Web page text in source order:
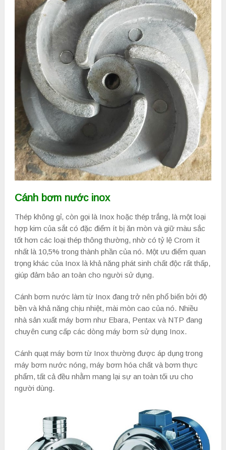
Cánh bơm nước inox
Thép không gỉ, còn gọi là Inox hoặc thép trắng, là một loại
hợp kim của sắt có đặc điểm ít bị ăn mòn và giữ màu sắc
tốt hơn các loại thép thông thường, nhờ có tỷ lệ Crom ít
nhất là 10,5% trong thành phần của nó. Một ưu điểm quan
trọng khác của Inox là khả năng phát sinh chất độc rất thấp,
giúp đảm bảo an toàn cho người sử dụng.
Cánh bơm nước làm từ Inox đang trở nên phổ biến bởi độ
bền và khả năng chịu nhiệt, mài mòn cao của nó. Nhiều
nhà sản xuất máy bơm như Ebara, Pentax và NTP đang
chuyên cung cấp các dòng máy bơm sử dụng Inox.
Cánh quạt máy bơm từ Inox thường được áp dụng trong
máy bơm nước nóng, máy bơm hóa chất và bơm thực
phẩm, tất cả đều nhằm mang lại sự an toàn tối ưu cho
người dùng.